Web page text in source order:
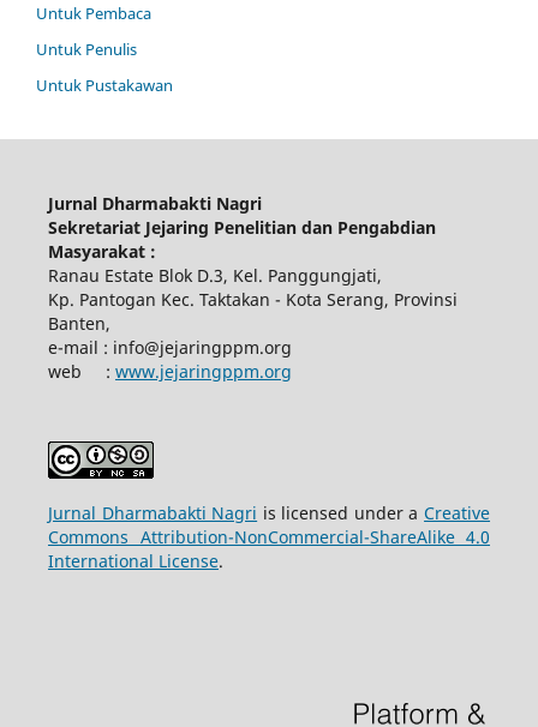
Untuk Pembaca
Untuk Penulis
Untuk Pustakawan
Jurnal Dharmabakti Nagri
Sekretariat Jejaring Penelitian dan Pengabdian
Masyarakat :
Ranau Estate Blok D.3, Kel. Panggungjati,
Kp. Pantogan Kec. Taktakan - Kota Serang, Provinsi
Banten,
e-mail : info@jejaringppm.org
web : www.jejaringppm.org
Jurnal Dharmabakti Nagri is licensed under aCreative
Commons Attribution-NonCommercial-ShareAlike 4.0
International License.